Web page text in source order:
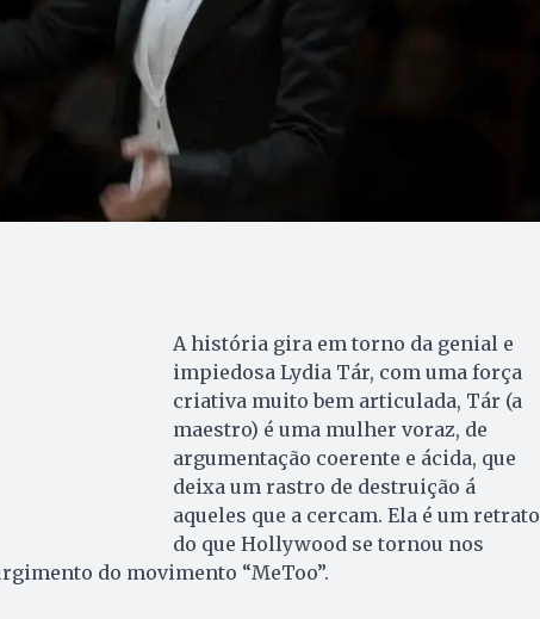
A história gira em torno da genial e
impiedosa Lydia Tár, com uma força
criativa muito bem articulada, Tár (a
maestro) é uma mulher voraz, de
argumentação coerente e ácida, que
deixa um rastro de destruição á
aqueles que a cercam. Ela é um retrato
do que Hollywood se tornou nos
do movimento “MeToo”.